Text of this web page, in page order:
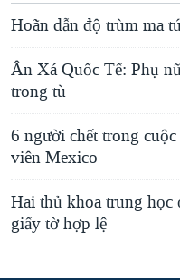
Hoãn dẫn độ trùm ma
Ân Xá Quốc Tế: Phụ
trong tù
6 người chết trong
viên Mexico
Hai thủ khoa trung học
giấy tờ hợp lệ